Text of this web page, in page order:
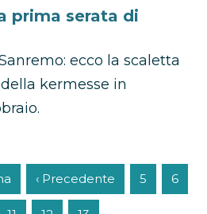
prima serata di
ecco la scaletta
kermesse in
‹ Precedente 5 6